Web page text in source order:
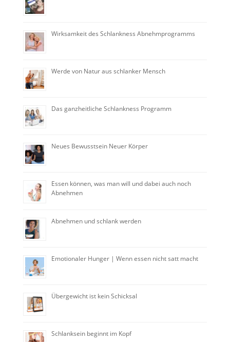
Wirksamkeit des Schlankness Abnehmprogramms
Werde von Natur aus schlanker Mensch
Das ganzheitliche Schlankness Programm
Neues Bewusstsein Neuer Körper
Essen können, was man will und dabei auch noch
Abnehmen
Abnehmen und schlank werden
Emotionaler Hunger | Wenn essen nicht satt macht
Übergewicht ist kein Schicksal
Schlanksein beginnt im Kopf